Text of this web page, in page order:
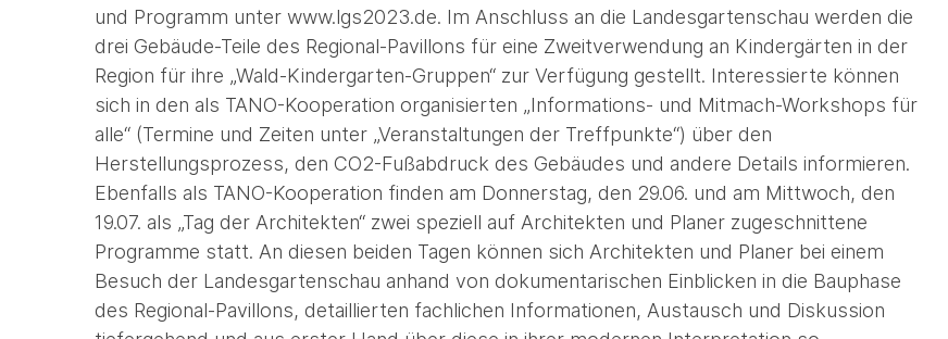
und Programm unter www.lgs2023.de. Im Anschluss an die Landesgartenschau werden die
drei Gebäude-Teile des Regional-Pavillons für eine Zweitverwendung an Kindergärten in der
Region für ihre „Wald-Kindergarten-Gruppen“ zur Verfügung gestellt. Interessierte können
sich in den als TANO-Kooperation organisierten „Informations- und Mitmach-Workshops für
alle“ (Termine und Zeiten unter „Veranstaltungen der Treffpunkte“) über den
Herstellungsprozess, den CO2-Fußabdruck des Gebäudes und andere Details informieren.
Ebenfalls als TANO-Kooperation finden am Donnerstag, den 29.06. und am Mittwoch, den
19.07. als „Tag der Architekten“ zwei speziell auf Architekten und Planer zugeschnittene
Programme statt. An diesen beiden Tagen können sich Architekten und Planer bei einem
Besuch der Landesgartenschau anhand von dokumentarischen Einblicken in die Bauphase
des Regional-Pavillons, detaillierten fachlichen Informationen, Austausch und Diskussion